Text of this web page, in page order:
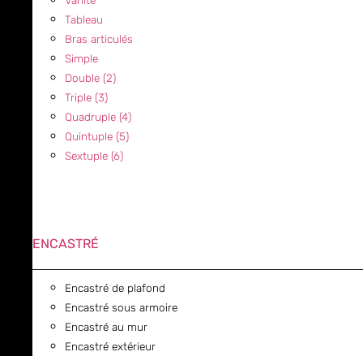
Tableau
Bras articulés
Simple
Double (2)
Triple (3)
Quadruple (4)
Quintuple (5)
Sextuple (6)
ENCASTRÉ
Encastré de plafond
Encastré sous armoire
Encastré au mur
Encastré extérieur